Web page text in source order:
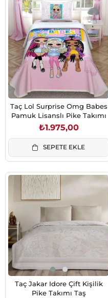
Taç Lol Surprise Omg Babes
Pamuk Lisanslı Pike Takımı
₺1.975,00
SEPETE EKLE
Taç Jakar Idore Çift Kişilik
Pike Takımı Taş